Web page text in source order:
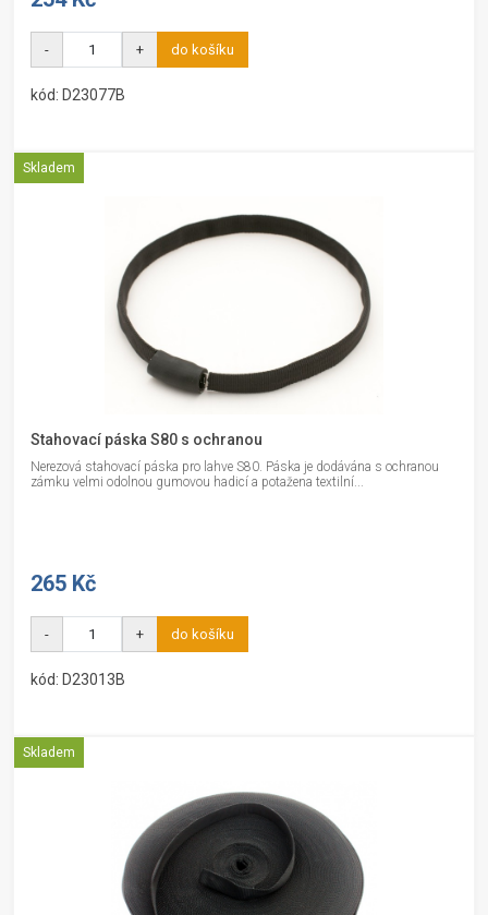
- + do košíku
kód: D23077B
Skladem
Stahovací páska S80 s ochranou
Nerezová stahovací páska pro lahve S80. Páska je dodávána s ochranou
zámku velmi odolnou gumovou hadicí a potažena textilní...
265 Kč
- + do košíku
kód: D23013B
Skladem